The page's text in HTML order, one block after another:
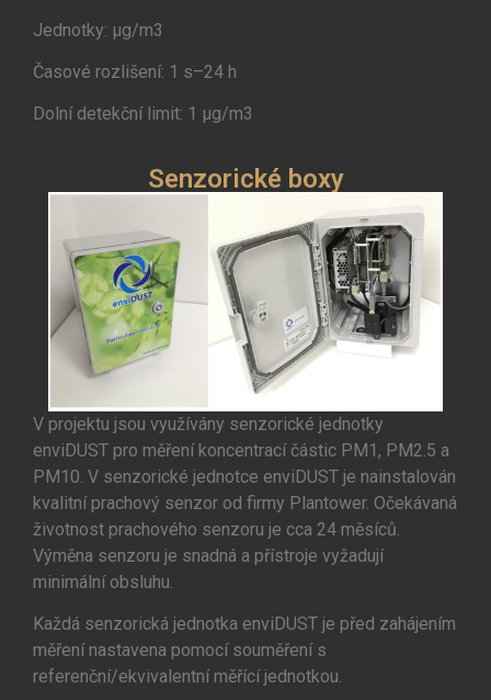
Jednotky: μg/m3
Časové rozlišení: 1 s–24 h
Dolní detekční limit: 1 µg/m3
Senzorické boxy
V projektu jsou využívány senzorické jednotky
enviDUST pro měření koncentrací částic PM1, PM2.5 a
PM10. V senzorické jednotce enviDUST je nainstalován
kvalitní prachový senzor od firmy Plantower. Očekávaná
životnost prachového senzoru je cca 24 měsíců.
Výměna senzoru je snadná a přístroje vyžadují
minimální obsluhu.
Každá senzorická jednotka enviDUST je před zahájením
měření nastavena pomocí souměření s
referenční/ekvivalentní měřící jednotkou.